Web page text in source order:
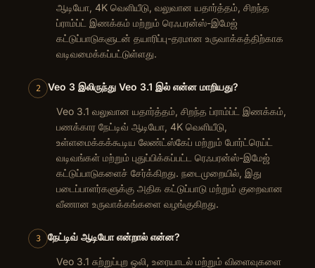
ஆடியோ, 4K வெளியீடு, வலுவான யதார்த்தம், சிறந்த
ப்ராம்ப்ட் இணக்கம் மற்றும் ரெஃபரன்ஸ்-இமேஜ்
கட்டுப்பாடுகளுடன் தயாரிப்பு-தரமான உருவாக்கத்திற்காக
வடிவமைக்கப்பட்டுள்ளது.
2 Veo 3 இலிருந்து Veo 3.1 இல் என்ன மாறியது?
Veo 3.1 வலுவான யதார்த்தம், சிறந்த ப்ராம்ப்ட் இணக்கம்,
பணக்கார நேட்டிவ் ஆடியோ, 4K வெளியீடு,
உள்ளமைக்கக்கூடிய லேண்ட்ஸ்கேப் மற்றும் போர்ட்ரெய்ட்
வடிவங்கள் மற்றும் புதுப்பிக்கப்பட்ட ரெஃபரன்ஸ்-இமேஜ்
கட்டுப்பாடுகளைச் சேர்க்கிறது. நடைமுறையில், இது
படைப்பாளர்களுக்கு அதிக கட்டுப்பாடு மற்றும் குறைவான
வீணான உருவாக்கங்களை வழங்குகிறது.
3 நேட்டிவ் ஆடியோ என்றால் என்ன?
Veo 3.1 சுற்றுப்புற ஒலி, உரையாடல் மற்றும் விளைவுகளை